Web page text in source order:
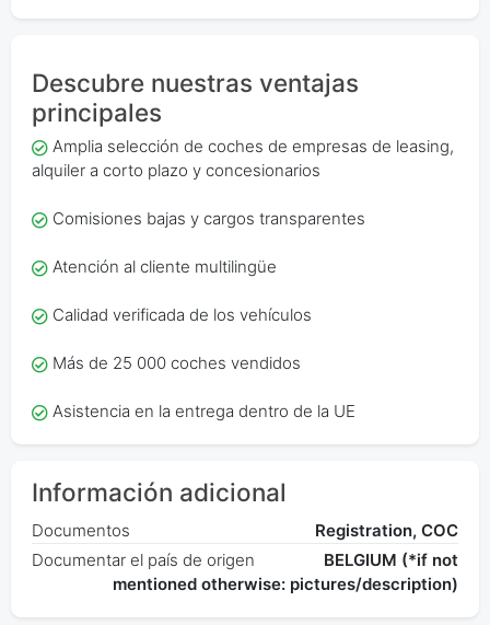
Descubre nuestras ventajas
principales
Amplia selección de coches de empresas de leasing,
alquiler a corto plazo y concesionarios
Comisiones bajas y cargos transparentes
Atención al cliente multilingüe
Calidad verificada de los vehículos
Más de 25 000 coches vendidos
Asistencia en la entrega dentro de la UE
Información adicional
Documentos
Registration, COC
Documentar el país de origen
BELGIUM (*if not
mentioned otherwise: pictures/description)